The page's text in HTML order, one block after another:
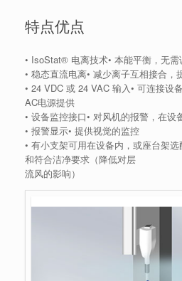
特点优点
• IsoStat® 电离技术• 本能平衡，无需
• 稳态直流电离• 减少离子互相接合，
• 24 VDC 或 24 VAC 输入• 可连接设
AC电源提供
• 设备监控接口• 对风机的报警，在设
• 报警显示• 提供视觉的监控
• 有小支架可用在设备内，或座台架选
和符合洁净要求（降低对层
流风的影响）